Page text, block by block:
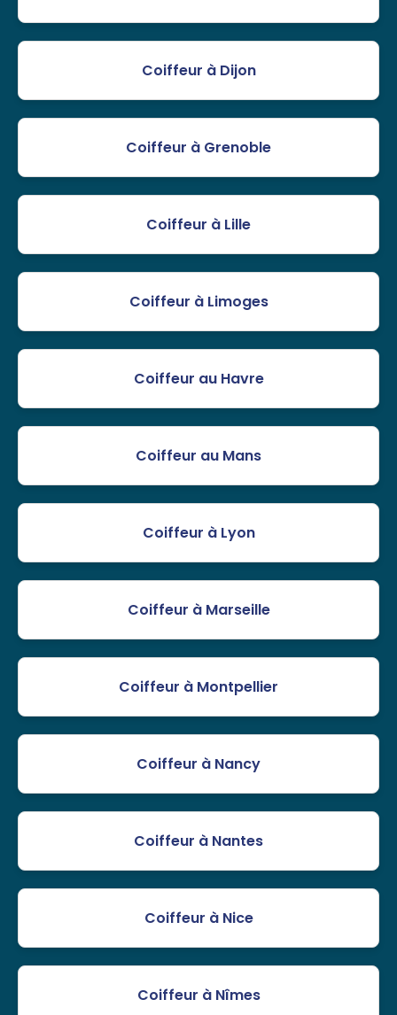
Coiffeur à Dijon
Coiffeur à Grenoble
Coiffeur à Lille
Coiffeur à Limoges
Coiffeur au Havre
Coiffeur au Mans
Coiffeur à Lyon
Coiffeur à Marseille
Coiffeur à Montpellier
Coiffeur à Nancy
Coiffeur à Nantes
Coiffeur à Nice
Coiffeur à Nîmes